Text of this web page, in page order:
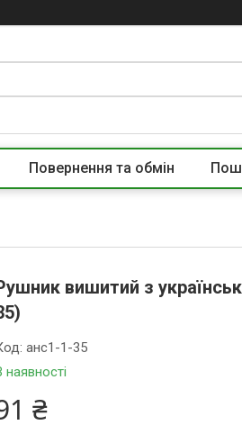
Повернення та обмін
вишитий з
наявності
анс1-1-35
₴